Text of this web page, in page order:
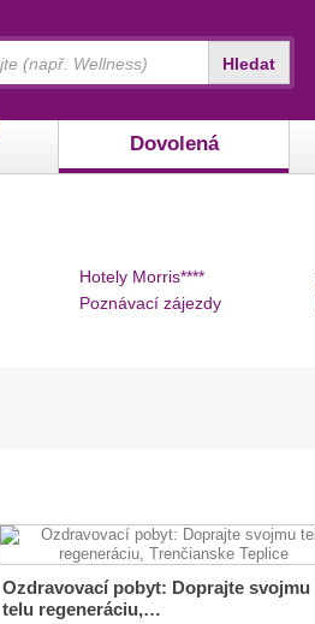
Dovolená
Hledat
Hotely Morris****
Poznávací zájezdy
Ozdravovací pobyt: Doprajte svojmu
telu regeneráciu,…